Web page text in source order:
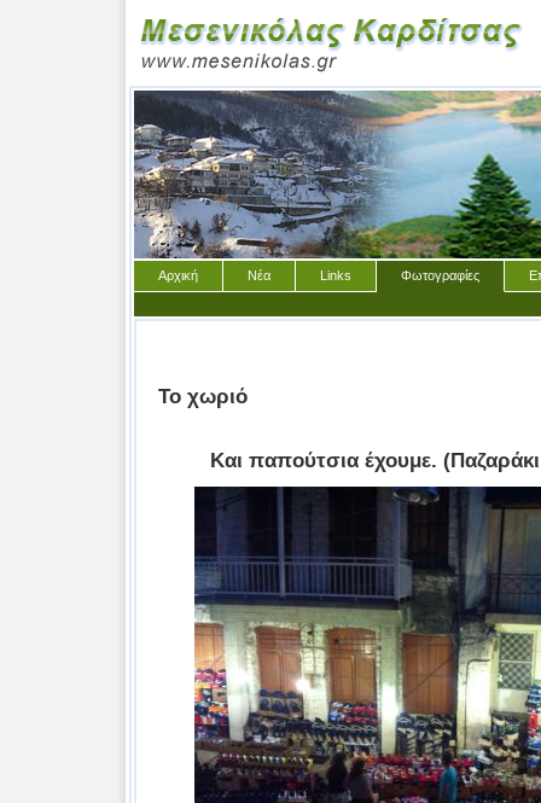
Αρχική Νέα Links Φωτογραφίες
Το χωριό
Και παπούτσια έχουμε.